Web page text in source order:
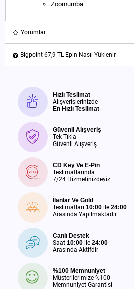
Zoomumba
Yorumlar
Bigpoint 67,9 TL Epin Nasıl Yüklenir
Hızlı Teslimat
Alışverişlerinizde
En Hızlı Teslimat
Güvenli Alışveriş
Tek Tıkla
Güvenli Alışveriş
CD Key Ve E-Pin
Teslimatlarında
7/24 Hizmetinizdeyiz.
İlanlar Ve Gold
Teslimatları 10:00 ile 24:00
Arasında Yapılmaktadır
Canlı Destek
Saat 10:00 ile 24:00
Arasında Aktifdir
%100 Memnuniyet
Müşterilerimize %100
Memnuniyet Garantisi